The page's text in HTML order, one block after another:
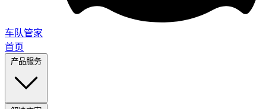
车队管家
首页